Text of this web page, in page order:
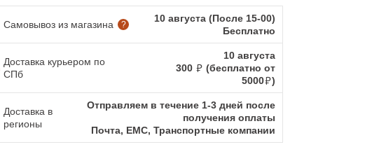
Самовывоз из магазина ?
10 августа (После 15-00)
Бесплатно
Доставка курьером по
СПб
10 августа
300
(бесплатно от
5000
)
Доставка в
регионы
Отправляем в течение 1-3 дней после
получения оплаты
Почта, ЕМС, Транспортные компании